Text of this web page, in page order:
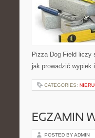
Pizza Dog Field liczy
jak prowadzić
CATEGORIES:
EGZAMIN
POSTED BY ADMIN